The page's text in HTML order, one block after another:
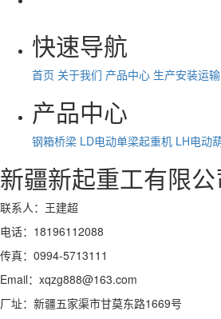
快速导航
首页 关于我们 产品中心 生产安装运输
产品中心
钢箱桥梁 LD电动单梁起重机 LH电动
新疆新起重工有限公
联系人：王建超
电话：18196112088
传真：0994-5713111
Email：xqzg888@163.com
厂址：新疆五家渠市甘莫东路1669号